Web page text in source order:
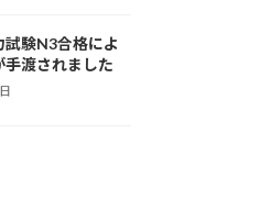
試験N3合格によ
手渡されました